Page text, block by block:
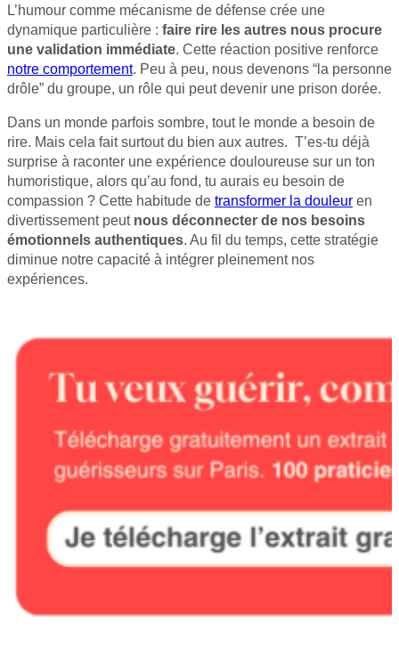
L’humour comme mécanisme de défense crée une
dynamique particulière : faire rire les autres nous procure
une validation immédiate . Cette réaction positive renforce
notre comportement. Peu à peu, nous devenons “la personne
drôle” du groupe, un rôle qui peut devenir une prison dorée.
Dans un monde parfois sombre, tout le monde a besoin de
rire. Mais cela fait surtout du bien aux autres. T’es-tu déjà
surprise à raconter une expérience douloureuse sur un ton
humoristique, alors qu’au fond, tu aurais eu besoin de
compassion ? Cette habitude de transformer la douleur en
divertissement peut nous déconnecter de nos besoins
émotionnels authentiques. Au fil du temps, cette stratégie
diminue notre capacité à intégrer pleinement nos
expériences.